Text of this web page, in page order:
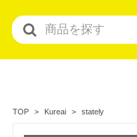
TOP Kureai stately